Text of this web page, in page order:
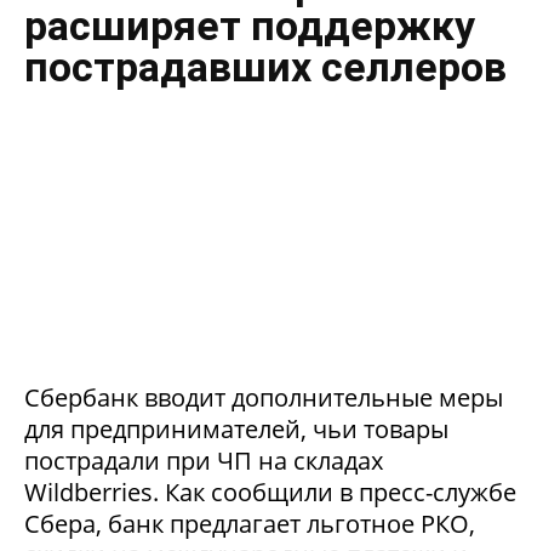
расширяет поддержку
пострадавших селлеров
Сбербанк вводит дополнительные меры
для предпринимателей, чьи товары
пострадали при ЧП на складах
Wildberries. Как сообщили в пресс-службе
Сбера, банк предлагает льготное РКО,